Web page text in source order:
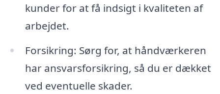
kunder for at få indsigt i kvaliteten af
arbejdet.
Forsikring: Sørg for, at håndværkeren
har ansvarsforsikring, så du er dækket
ved eventuelle skader.